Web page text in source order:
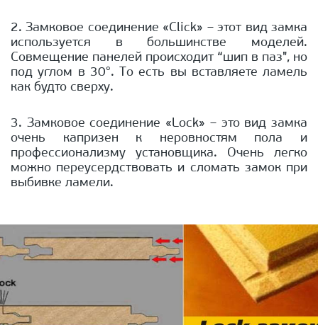
2. Замковое соединение «Click» – этот вид замка
используется в большинстве моделей.
Совмещение панелей происходит “шип в паз", но
под углом в 30°. То есть вы вставляете ламель
как будто сверху.
3. Замковое соединение «Lock» – это вид замка
очень капризен к неровностям пола и
профессионализму установщика. Очень легко
можно переусердствовать и сломать замок при
выбивке ламели.